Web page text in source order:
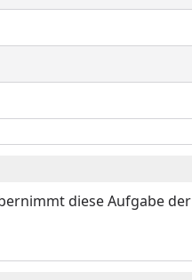
diese Aufgabe der